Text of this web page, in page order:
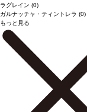
ラグレイン (0)
ガルナッチャ・ティントレラ (0)
もっと見る